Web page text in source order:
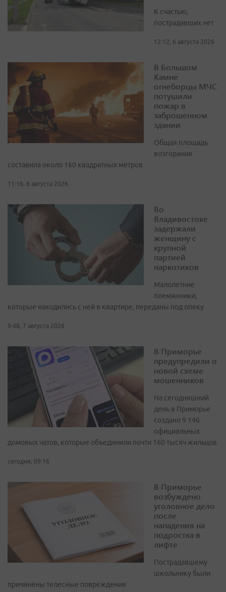
К счастью,
пострадавших нет
12:12, 6 августа 2026
В Большом
Камне
огнеборцы МЧС
потушили
пожар в
заброшенном
здании
Общая площадь
возгорания
составила около 160 квадратных метров
11:16, 6 августа 2026
Во
Владивостоке
задержали
женщину с
крупной
партией
наркотиков
Малолетние
племянники,
которые находились с ней в квартире, переданы под опеку
9:48, 7 августа 2026
В Приморье
предупредили о
новой схеме
мошенников
На сегодняшний
день в Приморье
создано 9 146
официальных
домовых чатов, которые объединили почти 160 тысяч жильцов
сегодня, 09:16
В Приморье
возбуждено
уголовное дело
после
нападения на
подростка в
лифте
Пострадавшему
школьнику были
причинены телесные повреждения